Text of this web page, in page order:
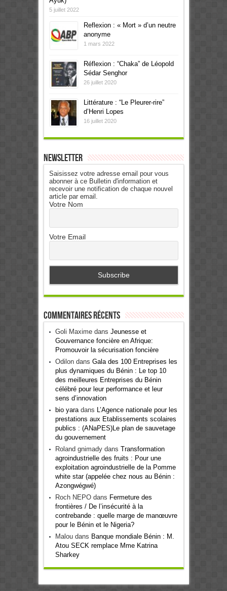
5 juillet 2022
Reflexion : « Mort » d’un neutre
anonyme
1 mars 2022
Réflexion : “Chaka” de Léopold
Sédar Senghor
26 juillet 2020
Littérature : “Le Pleurer-rire”
d’Henri Lopes
16 juillet 2020
Newsletter
Saisissez votre adresse email pour vous
abonner à ce Bulletin d'information et
recevoir une notification de chaque nouvel
article par email.
Votre Nom
Votre Email
Commentaires récents
Goli Maximedans Jeunesse et
Gouvernance foncière en Afrique:
Promouvoir la sécurisation foncière
Odilondans Gala des 100 Entreprises les
plus dynamiques du Bénin : Le top 10
des meilleures Entreprises du Bénin
célébré pour leur performance et leur
sens d’innovation
bio yaradans
L’Agence nationale pour les
prestations aux Etablissements scolaires
publics : (ANaPES)Le plan de sauvetage
du gouvernement
Roland gnimadydans Transformation
agroindustrielle des fruits : Pour une
exploitation agroindustrielle de la Pomme
white star (appelée chez nous au Bénin :
Azongwégwé)
Roch NEPOdans Fermeture des
frontières / De l’insécurité à la
contrebande : quelle marge de manœuvre
pour le Bénin et le Nigeria?
Maloudans Banque mondiale Bénin : M.
Atou SECK remplace Mme Katrina
Sharkey